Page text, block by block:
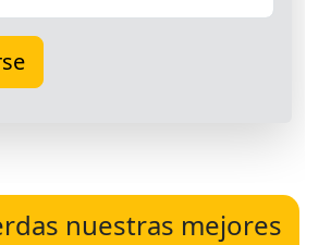
nuestras mejores